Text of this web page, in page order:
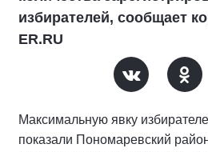
избирателей, сообщает
ER.RU
Максимальную явку
показали Пономаревский